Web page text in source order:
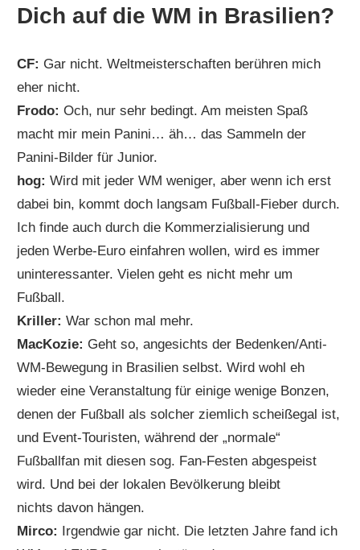
Dich auf die WM in Brasilien?
CF: Gar nicht. Weltmeisterschaften berühren mich
eher nicht.
Frodo: Och, nur sehr bedingt. Am meisten Spaß
macht mir mein Panini… äh… das Sammeln der
Panini-Bilder für Junior.
hog: Wird mit jeder WM weniger, aber wenn ich erst
dabei bin, kommt doch langsam Fußball-Fieber durch.
Ich finde auch durch die Kommerzialisierung und
jeden Werbe-Euro einfahren wollen, wird es immer
uninteressanter. Vielen geht es nicht mehr um
Fußball.
Kriller: War schon mal mehr.
MacKozie: Geht so, angesichts der Bedenken/Anti-
WM-Bewegung in Brasilien selbst. Wird wohl eh
wieder eine Veranstaltung für einige wenige Bonzen,
denen der Fußball als solcher ziemlich scheißegal ist,
und Event-Touristen, während der „normale“
Fußballfan mit diesen sog. Fan-Festen abgespeist
wird. Und bei der lokalen Bevölkerung bleibt
nichts davon hängen.
Mirco: Irgendwie gar nicht. Die letzten Jahre fand ich